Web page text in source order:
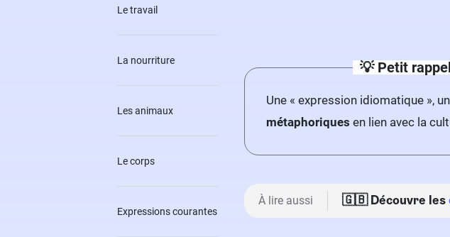
💡 Petit rappel
Une « expression idiomatique »,
métaphoriques en lien avec la
À lire aussi 🇬🇧 Découvre les
Le travail
La nourriture
Les animaux
Le corps
Expressions courantes